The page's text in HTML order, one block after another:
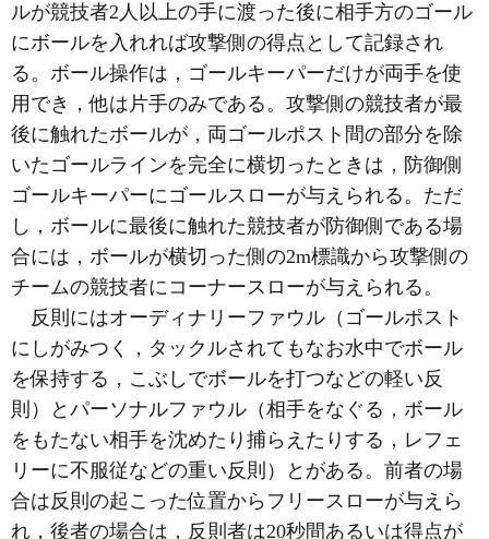
ルが競技者2人以上の手に渡った後に相手方のゴール
にボールを入れれば攻撃側の得点として記録され
る。ボール操作は，ゴールキーパーだけが両手を使
用でき，他は片手のみである。攻撃側の競技者が最
後に触れたボールが，両ゴールポスト間の部分を除
いたゴールラインを完全に横切ったときは，防御側
ゴールキーパーにゴールスローが与えられる。ただ
し，ボールに最後に触れた競技者が防御側である場
合には，ボールが横切った側の2m標識から攻撃側の
チームの競技者にコーナースローが与えられる。
反則にはオーディナリーファウル（ゴールポスト
にしがみつく，タックルされてもなお水中でボール
を保持する，こぶしでボールを打つなどの軽い反
則）とパーソナルファウル（相手をなぐる，ボール
をもたない相手を沈めたり捕らえたりする，レフェ
リーに不服従などの重い反則）とがある。前者の場
合は反則の起こった位置からフリースローが与えら
れ，後者の場合は，反則者は20秒間あるいは得点が